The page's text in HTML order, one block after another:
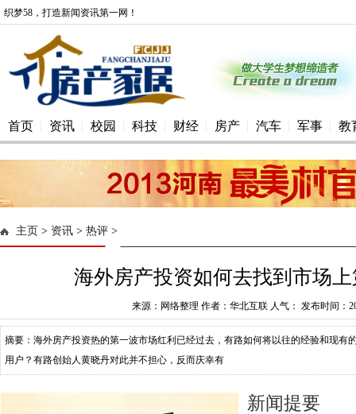
织梦58，打造新闻资讯第一网！
首页 资讯 校园 科技 财经 房产 汽车 军事 教
主页 > 资讯 > 热评 >
海外房产投资如何去找到市场
来源：网络整理 作者：华北互联 人气： 发布时间：
摘要：海外房产投资热的第一波市场红利已经过去，有路如何将以往的经验和现有
用户？有路创始人黄晓丹对此并不担心，反而庆幸有
新闻提要